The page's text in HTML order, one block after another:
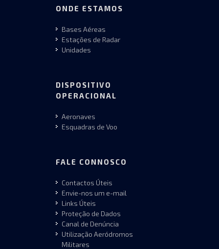
ONDE ESTAMOS
Bases Aéreas
Estações de Radar
Unidades
DISPOSITIVO
OPERACIONAL
Aeronaves
Esquadras de Voo
FALE CONNOSCO
Contactos Úteis
Envie-nos um e-mail
Links Úteis
Proteção de Dados
Canal de Denúncia
Utilização Aeródromos
Militares